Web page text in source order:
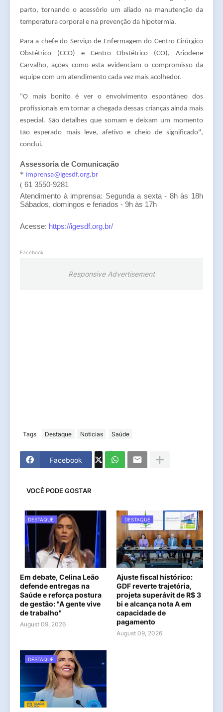
parto, tornando o acessório um aliado na manutenção da
temperatura corporal e na prevenção da hipotermia.
Para a chefe do Serviço de Enfermagem do Centro Cirúrgico
Obstétrico (CCO) e Centro Obstétrico (CO), Ariodene
Carvalho, ações como esta evidenciam o compromisso da
equipe com um atendimento cada vez mais acolhedor.
"O mais bonito é ver o envolvimento espontâneo dos
profissionais em tornar a chegada dessas crianças ainda mais
especial. São detalhes que somam e deixam um momento
tão esperado mais leve, afetivo e cheio de significado",
conclui.
Assessoria de Comunicação
* imprensa@igesdf.org.br
( 61 3550-9281
Atendimento à imprensa: Segunda a sexta - 8h às 18h
Sábados, domingos e feriados - 9h às 17h
Acesse: https://igesdf.org.br/
Facebook
Responsive Advertisement
Tags Destaque Noticias Saúde
Facebook
VOCÊ PODE GOSTAR
DESTAQUE
Em debate, Celina Leão
defende entregas na
Saúde e reforça postura
de gestão: "A gente vive
de trabalho"
August 09, 2026
DESTAQUE
Ajuste fiscal histórico:
GDF reverte trajetória,
projeta superávit de R$ 3
bi e alcança nota A em
capacidade de
pagamento
August 09, 2026
DESTAQUE